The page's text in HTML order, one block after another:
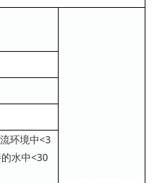
环境中<3
水中<30